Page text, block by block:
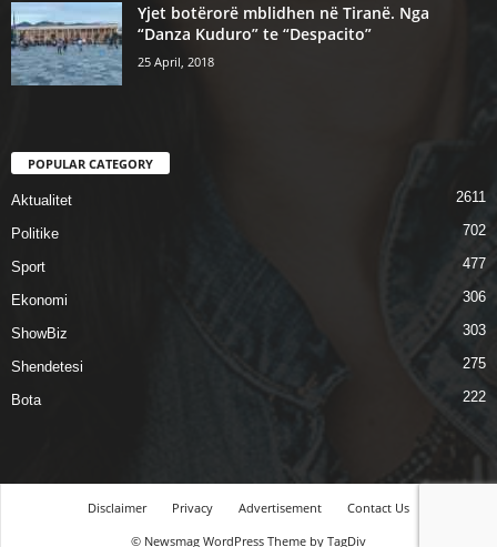
Yjet botërorë mblidhen në Tiranë. Nga
“Danza Kuduro” te “Despacito”
25 April, 2018
POPULAR CATEGORY
Aktualitet 2611
Politike 702
Sport 477
Ekonomi 306
ShowBiz 303
Shendetesi 275
Bota 222
Disclaimer Privacy Advertisement
Contact Us
© Newsmag WordPress Theme by TagDiv